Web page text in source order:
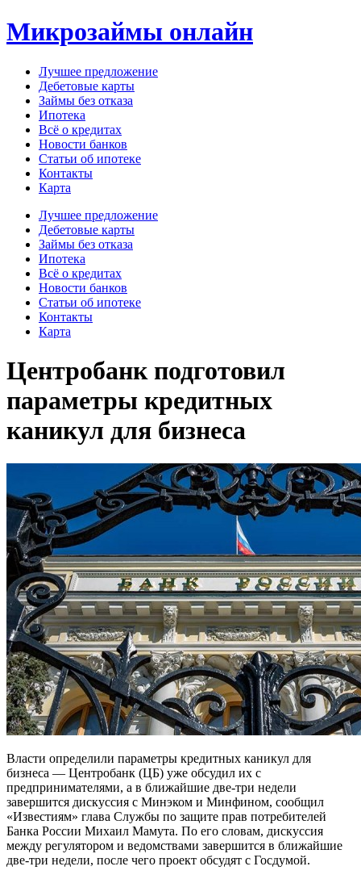
Перейти
к
Микрозаймы онлайн
Лучшее предложение
Дебетовые карты
Займы без отказа
Ипотека
Всё о кредитах
Новости банков
Статьи об ипотеке
Контакты
Карта
Меню Лучшее предложение
Дебетовые карты
Займы без отказа
Ипотека
Всё о кредитах
Новости банков
Статьи об ипотеке
Контакты
Карта
Центробанк подготовил
параметры кредитных
каникул для бизнеса
Власти определили параметры кредитных каникул для
бизнеса — Центробанк (ЦБ) уже обсудил их с
предпринимателями, а в ближайшие две-три недели
завершится дискуссия с Минэком и Минфином, сообщил
«Известиям» глава Службы по защите прав потребителей
Банка России Михаил Мамута. По его словам, дискуссия
между регулятором и ведомствами завершится в ближайшие
две-три недели, после чего проект обсудят с Госдумой.